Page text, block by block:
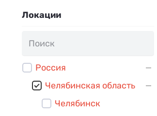
Локации
Россия
Челябинская область
Челябинск